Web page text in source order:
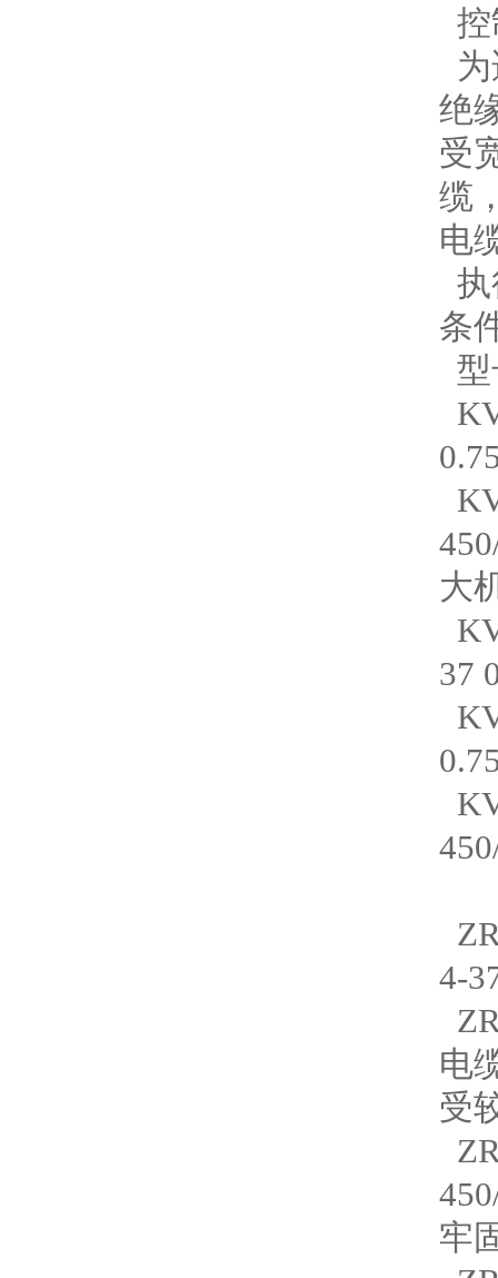
绝
受
缆
电
条
大
37
4-
电
受
牢